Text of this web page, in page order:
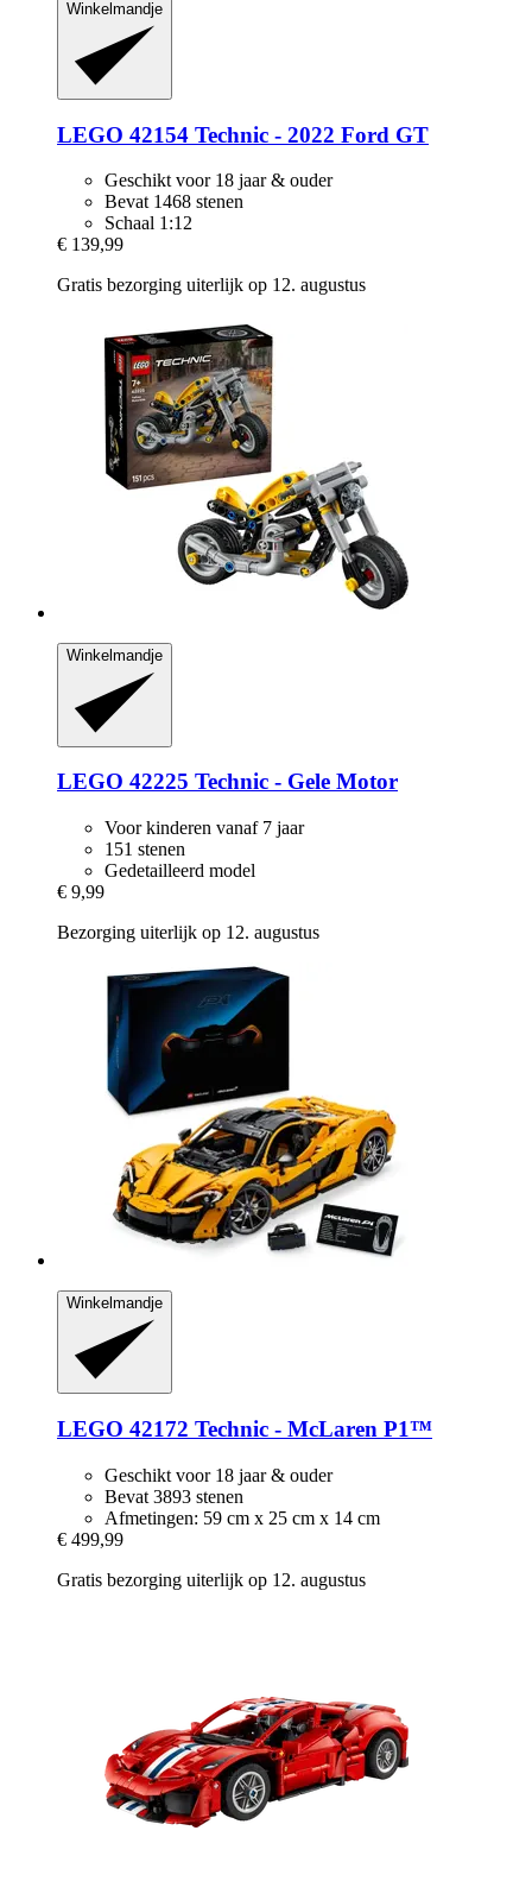
Winkelmandje
LEGO 42154 Technic -​ 2022 Ford GT
Geschikt voor 18 jaar & ouder
Bevat 1468 stenen
Schaal 1:12
€ 139,99
Gratis bezorging uiterlijk op 12. augustus
Winkelmandje
LEGO 42225 Technic -​ Gele Motor
Voor kinderen vanaf 7 jaar
151 stenen
Gedetailleerd model
€ 9,99
Bezorging uiterlijk op 12. augustus
Winkelmandje
LEGO 42172 Technic -​ McLaren P1™
Geschikt voor 18 jaar & ouder
Bevat 3893 stenen
Afmetingen: 59 cm x 25 cm x 14 cm
€ 499,99
Gratis bezorging uiterlijk op 12. augustus